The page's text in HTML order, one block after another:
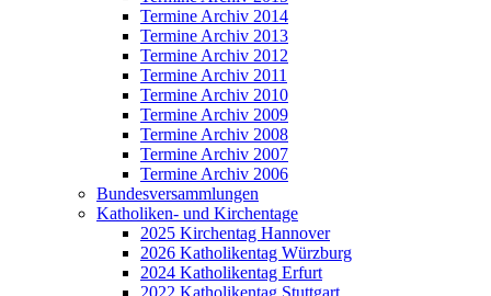
Termine Archiv 2014
Termine Archiv 2013
Termine Archiv 2012
Termine Archiv 2011
Termine Archiv 2010
Termine Archiv 2009
Termine Archiv 2008
Termine Archiv 2007
Termine Archiv 2006
Bundesversammlungen
Katholiken- und Kirchentage
2025 Kirchentag Hannover
2026 Katholikentag Würzburg
2024 Katholikentag Erfurt
2022 Katholikentag Stuttgart